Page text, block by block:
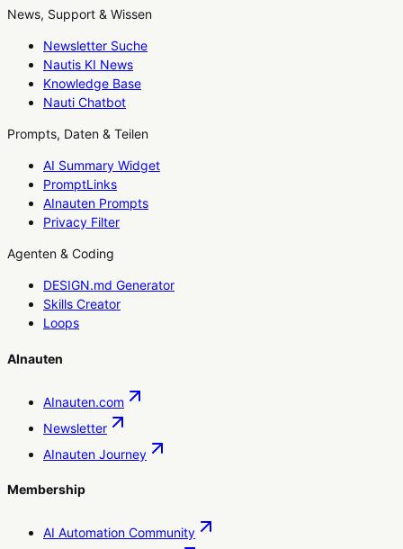
News, Support & Wissen
Newsletter Suche
Nautis KI News
Knowledge Base
Nauti Chatbot
Prompts, Daten & Teilen
AI Summary Widget
PromptLinks
AInauten Prompts
Privacy Filter
Agenten & Coding
DESIGN.md Generator
Skills Creator
Loops
AInauten
AInauten.com
Newsletter
AInauten Journey
Membership
AI Automation Community